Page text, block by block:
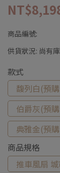
商品編號:
供貨狀況: 尚有
款式
馥列白(預
伯爵灰(預
典雅金(預
商品規格
推車風扇